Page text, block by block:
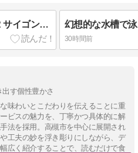
夏にうれしいベトナム料理 R サイゴンさんの「コムディア＆チェー・タップ・カム」
30時間前
す個性豊かさ
味わいとこだわりを伝えることに重
ビスの魅力を、丁寧かつ具体的に解
法を採用。高槻市を中心に展開され
工夫の妙を浮き彫りにしながら、デ
広く紹介することで、読むだけで食